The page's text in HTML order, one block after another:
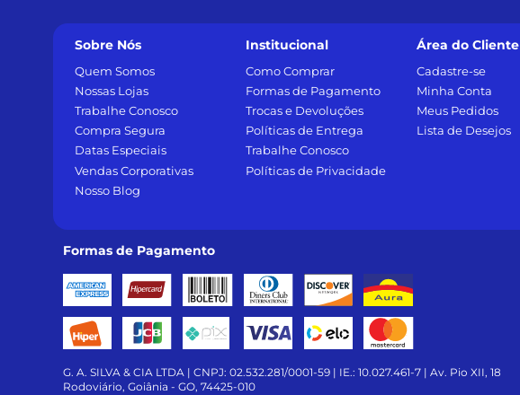
Sobre Nós
Quem Somos
Nossas Lojas
Trabalhe Conosco
Compra Segura
Datas Especiais
Vendas Corporativas
Nosso Blog
Institucional
Como Comprar
Formas de Pagamento
Trocas e Devoluções
Políticas de Entrega
Trabalhe Conosco
Políticas de Privacidade
Área do Cliente
Cadastre-se
Minha Conta
Meus Pedidos
Lista de Desejos
Formas de Pagamento
G. A. SILVA & CIA LTDA | CNPJ: 02.532.281/0001-59 | IE.: 10.027.461-7 | Av. Pio XII, 18
Rodoviário, Goiânia - GO, 74425-010